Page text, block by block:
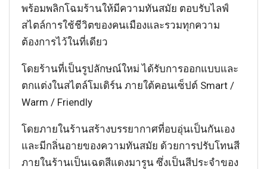
พร้อมพลิกโฉมร้านให้มีความทันสมัย ตอบรับไลฟ์
สไตล์การใช้ชีวิตของคนเมืองและรวมทุกความ
ต้องการไว้ในที่เดียว
โดยร้านที่เป็นรูปลักษณ์ใหม่ ได้รับการออกแบบและ
ตกแต่งในสไตล์โมเดิร์น ภายใต้คอนเซ็ปต์ Smart /
Warm / Friendly
โดยภายในร้านสร้างบรรยากาศที่อบอุ่นเป็นกันเอง
และมีกลิ่นอายของความทันสมัย ด้วยการปรับโทนสี
ภายในร้านเป็นเฉดสีแดงมารูน ซึ่งเป็นสีประจำของ